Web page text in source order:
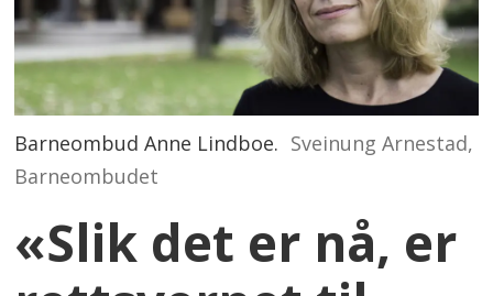
Barneombud Anne Lindboe. Sveinung Arnestad,
Barneombudet
«Slik det er nå, er